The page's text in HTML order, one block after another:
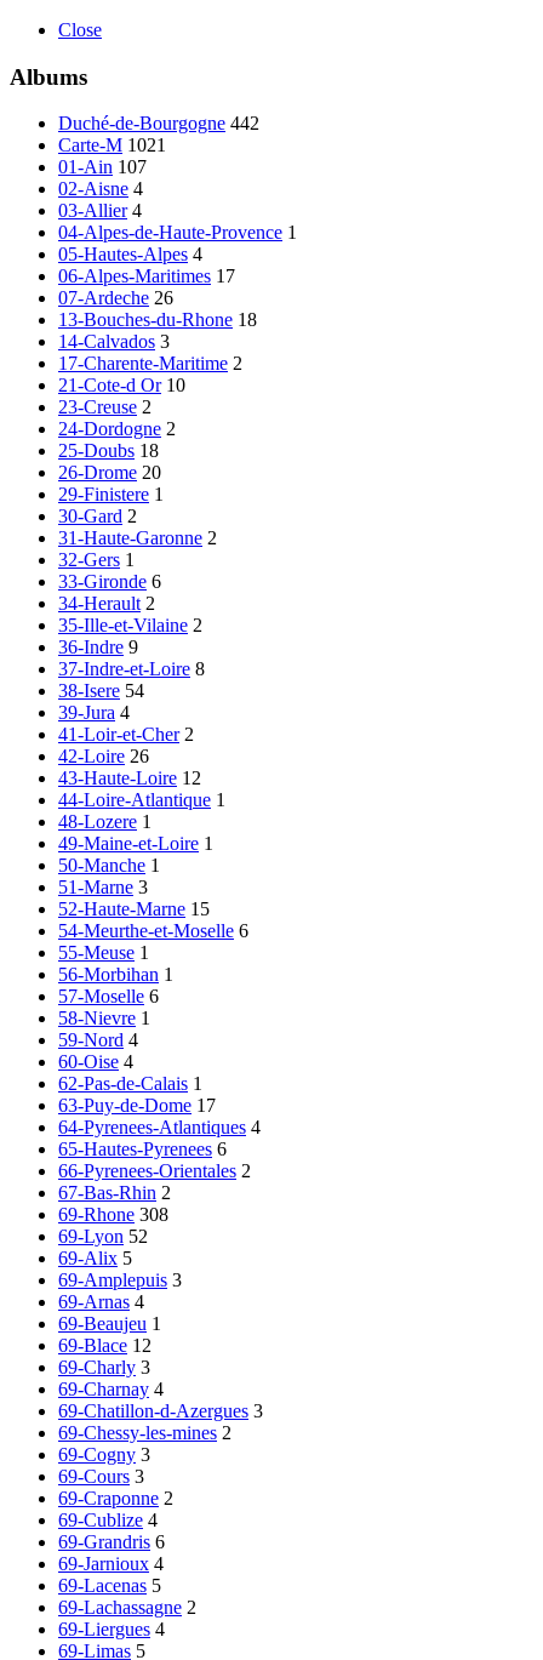
Close
Albums
Duché-de-Bourgogne 442
Carte-M 1021
01-Ain 107
02-Aisne 4
03-Allier 4
04-Alpes-de-Haute-Provence 1
05-Hautes-Alpes 4
06-Alpes-Maritimes 17
07-Ardeche 26
13-Bouches-du-Rhone 18
14-Calvados 3
17-Charente-Maritime 2
21-Cote-d Or 10
23-Creuse 2
24-Dordogne 2
25-Doubs 18
26-Drome 20
29-Finistere 1
30-Gard 2
31-Haute-Garonne 2
32-Gers 1
33-Gironde 6
34-Herault 2
35-Ille-et-Vilaine 2
36-Indre 9
37-Indre-et-Loire 8
38-Isere 54
39-Jura 4
41-Loir-et-Cher 2
42-Loire 26
43-Haute-Loire 12
44-Loire-Atlantique 1
48-Lozere 1
49-Maine-et-Loire 1
50-Manche 1
51-Marne 3
52-Haute-Marne 15
54-Meurthe-et-Moselle 6
55-Meuse 1
56-Morbihan 1
57-Moselle 6
58-Nievre 1
59-Nord 4
60-Oise 4
62-Pas-de-Calais 1
63-Puy-de-Dome 17
64-Pyrenees-Atlantiques 4
65-Hautes-Pyrenees 6
66-Pyrenees-Orientales 2
67-Bas-Rhin 2
69-Rhone 308
69-Lyon 52
69-Alix 5
69-Amplepuis 3
69-Arnas 4
69-Beaujeu 1
69-Blace 12
69-Charly 3
69-Charnay 4
69-Chatillon-d-Azergues 3
69-Chessy-les-mines 2
69-Cogny 3
69-Cours 3
69-Craponne 2
69-Cublize 4
69-Grandris 6
69-Jarnioux 4
69-Lacenas 5
69-Lachassagne 2
69-Liergues 4
69-Limas 5